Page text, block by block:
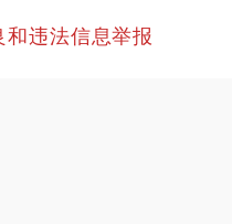
度与激情的至臻体
和违法信息举报